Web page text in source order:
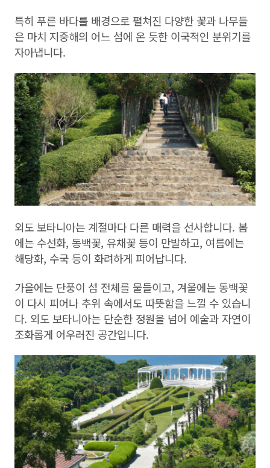
특히 푸른 바다를 배경으로 펼쳐진 다양한 꽃과 나무들
은 마치 지중해의 어느 섬에 온 듯한 이국적인 분위기를
자아냅니다.
외도 보타니아는 계절마다 다른 매력을 선사합니다. 봄
에는 수선화, 동백꽃, 유채꽃 등이 만발하고, 여름에는
해당화, 수국 등이 화려하게 피어납니다.
가을에는 단풍이 섬 전체를 물들이고, 겨울에는 동백꽃
이 다시 피어나 추위 속에서도 따뜻함을 느낄 수 있습니
다. 외도 보타니아는 단순한 정원을 넘어 예술과 자연이
조화롭게 어우러진 공간입니다.